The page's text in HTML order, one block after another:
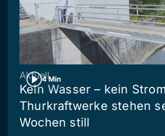
4 Min
Aktuell
Kein Wasser – kein
Thurkraftwerke stehen
Wochen still